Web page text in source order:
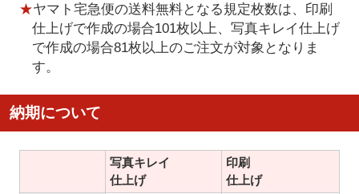
★ヤマト宅急便の送料無料となる規定枚数は、印刷
仕上げで作成の場合101枚以上、写真キレイ仕上げ
で作成の場合81枚以上のご注文が対象となりま
す。
納期について
写真キレイ
仕上げ
印刷
仕上げ